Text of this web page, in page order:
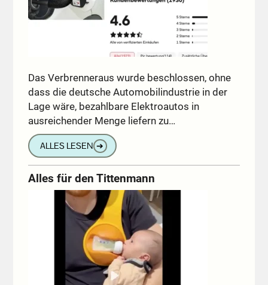
Das Verbrenneraus wurde beschlossen, ohne
dass die deutsche Automobilindustrie in der
Lage wäre, bezahlbare Elektroautos in
ausreichender Menge liefern zu…
ALLES LESEN ➔
Alles für den Tittenmann